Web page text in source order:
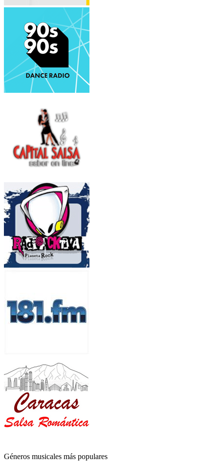
Géneros musicales más populares